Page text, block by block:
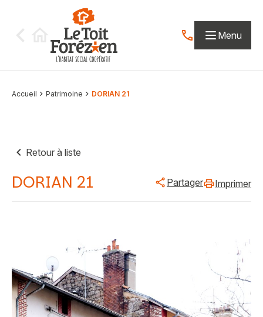
Contactez-nous
Menu
Accueil Patrimoine DORIAN 21
Retour à liste
DORIAN 21 Partager Imprimer